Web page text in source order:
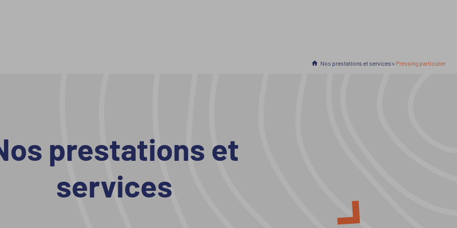
Accueil
Nos prestations et services En cours :
Pressing particulier
prestations et
services